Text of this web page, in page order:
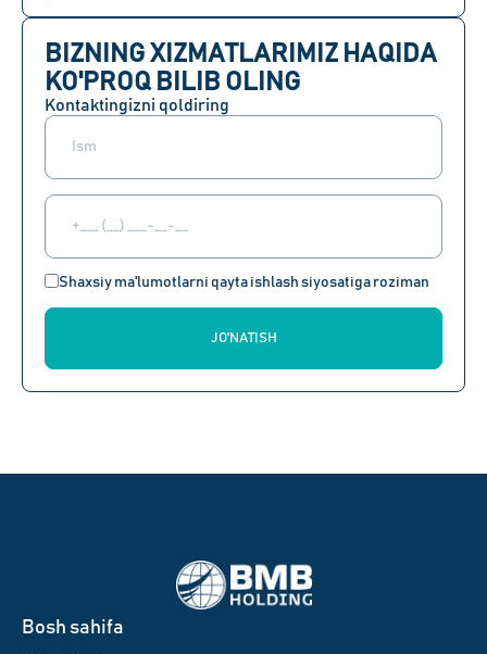
BIZNING XIZMATLARIMIZ HAQIDA
KO'PROQ BILIB OLING
Kontaktingizni qoldiring
Shaxsiy ma'lumotlarni qayta ishlash siyosatiga roziman
JO'NATISH
Bosh sahifa